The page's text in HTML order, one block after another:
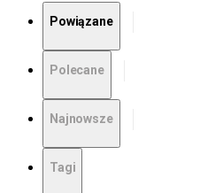
Powiązane
Polecane
Najnowsze
Tagi